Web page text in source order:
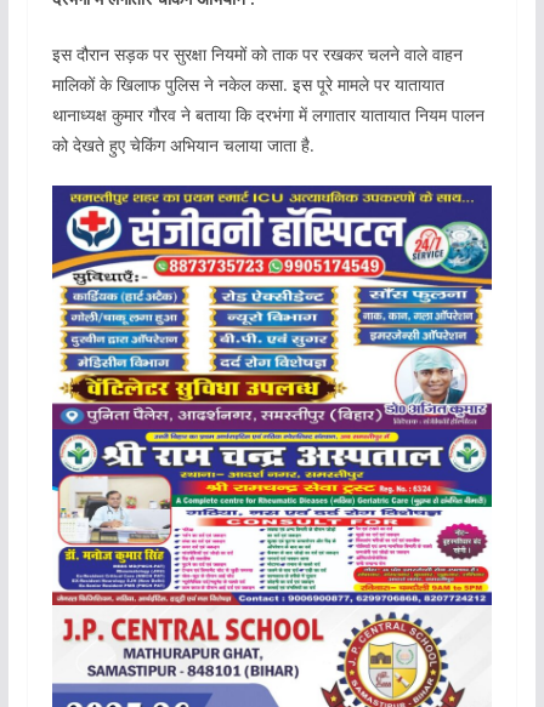
इस दौरान सड़क पर सुरक्षा नियमों को ताक पर रखकर चलने वाले वाहन
मालिकों के खिलाफ पुलिस ने नकेल कसा. इस पूरे मामले पर यातायात
थानाध्यक्ष कुमार गौरव ने बताया कि दरभंगा में लगातार यातायात नियम पालन
को देखते हुए चेकिंग अभियान चलाया जाता है.